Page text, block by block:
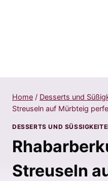
Home / Desserts und
Streuseln auf Mürbteig
DESSERTS UND SÜSSIGKEITEN
Streuseln